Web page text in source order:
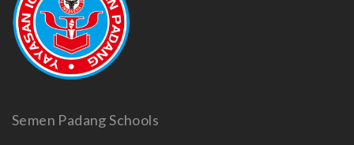
Semen Padang Schools